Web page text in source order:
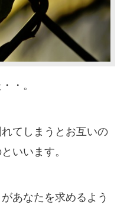
・。
てしまうとお互いの
いいます。
あなたを求めるよう